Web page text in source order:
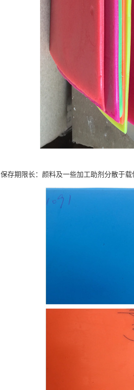
保存期限长：颜料及一些加工助剂分散于